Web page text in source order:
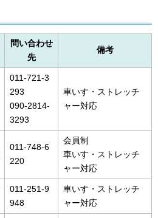
問い合わせ
先
備考
011-721-3
293
090-2814-
3293
車いす・ストレッチ
ャー対応
011-748-6
220
会員制
車いす・ストレッチ
ャー対応
011-251-9
948
車いす・ストレッチ
ャー対応